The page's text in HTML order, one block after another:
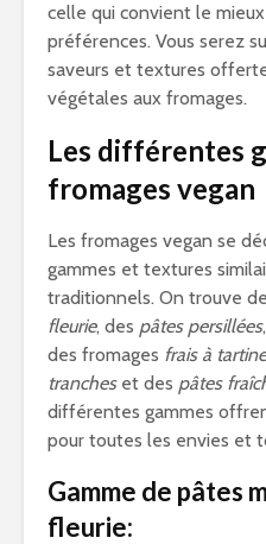
celle qui convient le
préférences. Vous serez
saveurs et textures
végétales aux fromages.
Les différentes
fromages vegan
Les fromages vegan se
gammes et textures
traditionnels. On trouve
fleurie, des pâtes persillées
des fromages frais à
trancheset des pâtes
différentes gammes
pour toutes les envies et
Gamme de pâtes
fleurie: